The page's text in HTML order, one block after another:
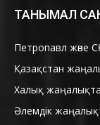
ТАНЫМАЛ
Петропавл және
Қазақстан
Халық
Әлемдік